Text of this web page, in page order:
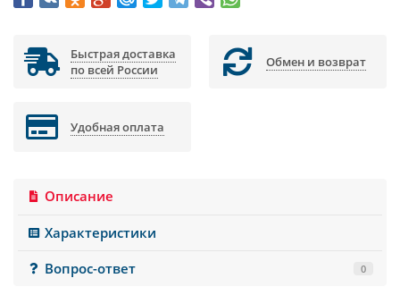
Быстрая доставка
по всей России
Обмен и возврат
Удобная оплата
Описание
Характеристики
Вопрос-ответ
0